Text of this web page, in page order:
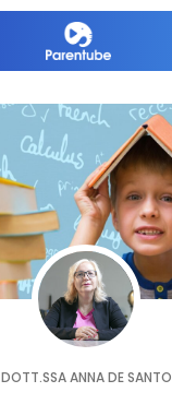
DOTT.SSA ANNA DE SANTO